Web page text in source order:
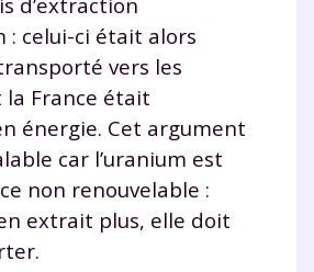
: celui-ci était alors
vers les
France était
énergie. Cet argument
car l’uranium est
non renouvelable :
extrait plus, elle doit
de la part de
sera exclusivement utilisée pour
moment, à travers le lien de
dans chaque newsletter. Pour
la gestion de vos données
.